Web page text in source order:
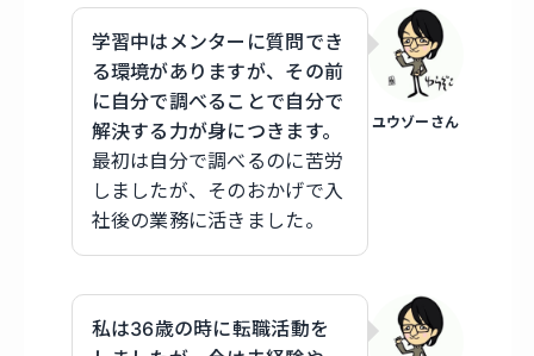
ユウゾーさん
学習中はメンターに質問でき
る環境がありますが、その前
に自分で調べることで自分で
解決する力が身につきます。
最初は自分で調べるのに苦労
しましたが、そのおかげで入
社後の業務に活きました。
私は36歳の時に転職活動を